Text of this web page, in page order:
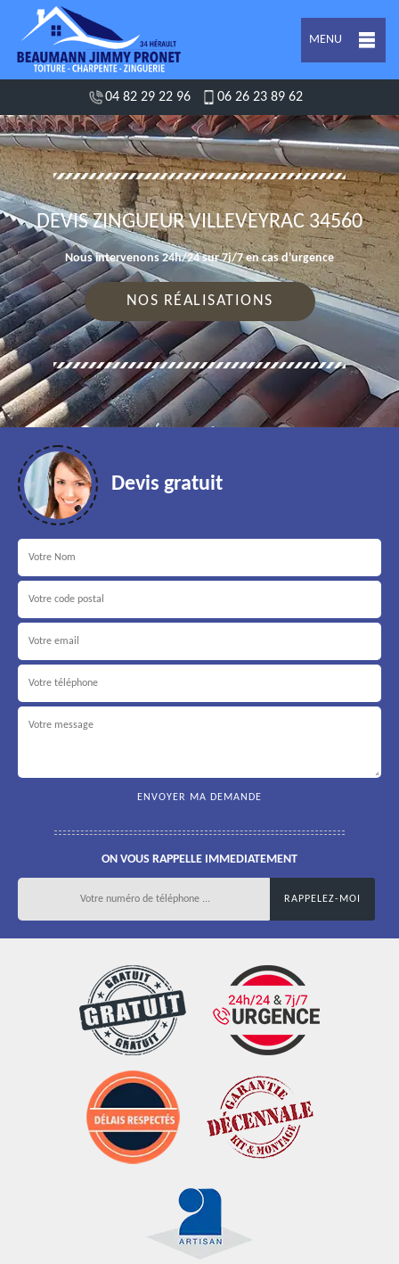
MENU
04 82 29 22 96 06 26 23 89 62
DEVIS ZINGUEUR VILLEVEYRAC 34560
Nous intervenons 24h/24 sur 7j/7 en cas d'urgence
NOS RÉALISATIONS
Devis gratuit
ON VOUS RAPPELLE IMMEDIATEMENT